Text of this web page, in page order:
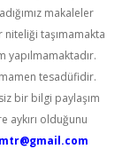
makaleler
taşımamakta
yapılmamaktadır.
tesadüfidir.
bir bilgi paylaşım
aykırı olduğunu